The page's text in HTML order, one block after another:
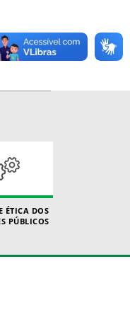
ÉTICA DOS
PÚBLICOS